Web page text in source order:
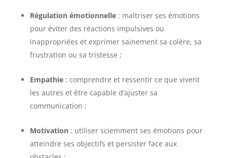
Régulation émotionnelle: maîtriser ses émotions
pour éviter des réactions impulsives ou
inappropriées et exprimer sainement sa colère, sa
frustration ou sa tristesse ;
Empathie: comprendre et ressentir ce que vivent
les autres et être capable d’ajuster sa
communication ;
Motivation: utiliser sciemment ses émotions pour
atteindre ses objectifs et persister face aux